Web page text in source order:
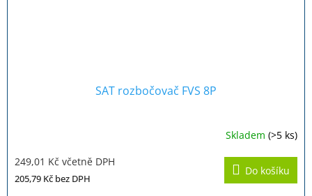
SAT rozbočovač FVS 8P
Skladem (>5 ks)
249,01 Kč včetně DPH
205,79 Kč bez DPH
Do košíku